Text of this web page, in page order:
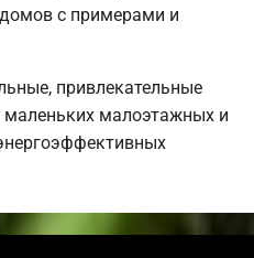
с примерами и
привлекательные
малоэтажных и